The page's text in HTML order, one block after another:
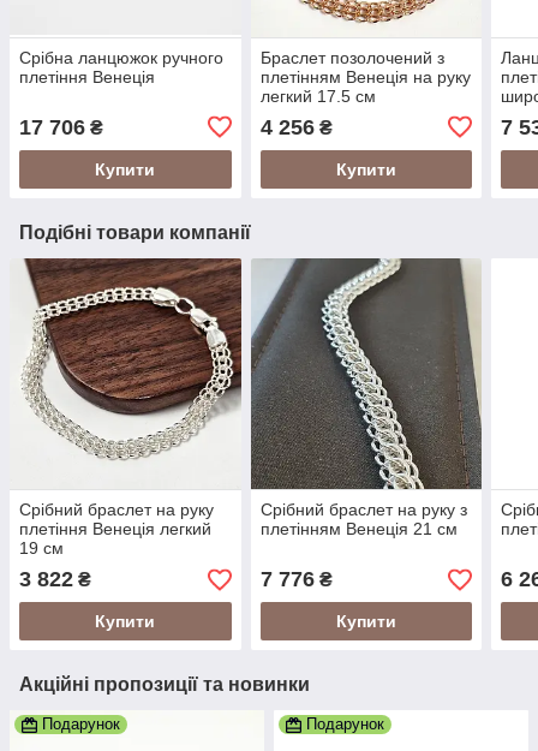
Срібна ланцюжок ручного
плетіння Венеція
17 706 ₴
Купити
Браслет позолочений з
плетінням Венеція на руку
легкий 17.5 см
4 256₴
Купити
7
Подібні товари компанії
Срібний браслет на руку
плетіння Венеція легкий
19 см
3 822 ₴
Купити
Срібний браслет на руку з
плетінням Венеція 21 см
7 776₴
Купити
6
Акційні пропозиції та новинки
Подарунок Подарунок